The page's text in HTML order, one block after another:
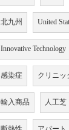
北九州 United
Innovative Technology
感染症 クリニッ
輸入商品 人工芝